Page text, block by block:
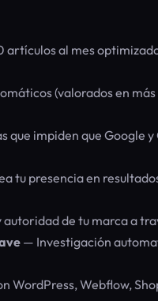
artículos al mes
(valorados en
que impiden que Google
tu presencia en
de tu marca a
— Investigación
WordPress, Webflow,